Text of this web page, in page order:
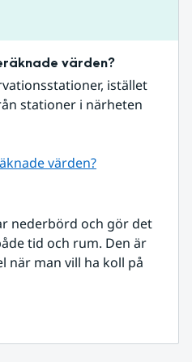
värden?
istället
stationer i närheten
värden?
nederbörd och gör det
tid och rum. Den är
när man vill ha koll på